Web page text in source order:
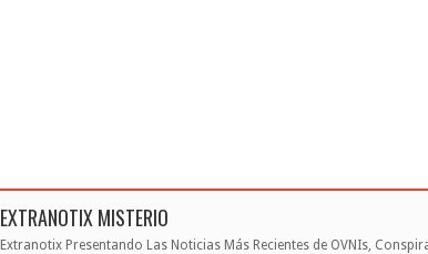
EXTRANOTIX MISTERIO
Extranotix Presentando Las Noticias Más Recientes de OVNIs,